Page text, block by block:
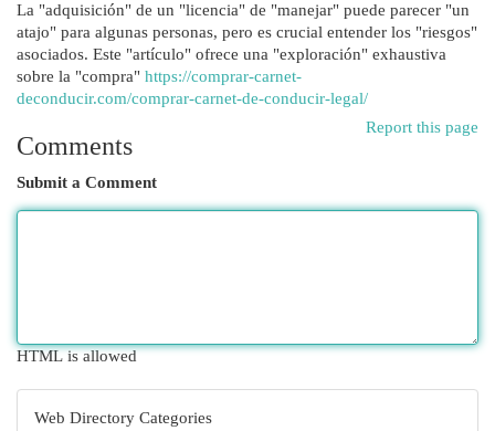
La "adquisición" de un "licencia" de "manejar" puede parecer "un
atajo" para algunas personas, pero es crucial entender los "riesgos"
asociados. Este "artículo" ofrece una "exploración" exhaustiva
sobre la "compra" https://comprar-carnet-
deconducir.com/comprar-carnet-de-conducir-legal/
Report this page
Comments
Submit a Comment
HTML is allowed
Web Directory Categories